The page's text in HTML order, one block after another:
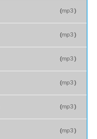
(mp3)
(mp3)
(mp3)
(mp3)
(mp3)
(mp3)